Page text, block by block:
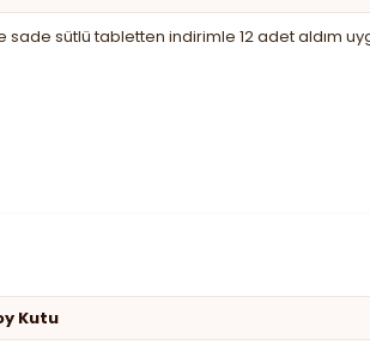
sütlü tabletten indirimle 12 adet aldım
Kutu